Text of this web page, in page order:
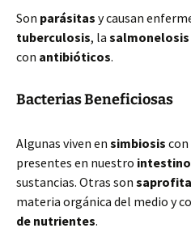
Son parásitas y causan
tuberculosis, la salmonelosis
con antibióticos.
Bacterias Beneficiosas
Algunas viven en simbiosis con
presentes en nuestro intestino
sustancias. Otras son
materia orgánica del medio y
de nutrientes.